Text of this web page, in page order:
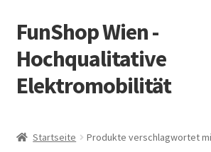
Zur
Navigation
springen
Zum
Inhalt
springen
FunShop Wien -
Hochqualitative
Elektromobilität
Startseite Produkte verschlagwortet